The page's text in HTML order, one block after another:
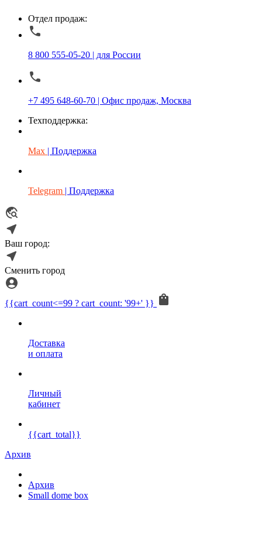
Отдел продаж:
8 800 555-05-20 | для России
+7 495 648-60-70 | Офис продаж, Москва
Техподдержка:
Max | Поддержка
Telegram | Поддержка
Ваш город:
Сменить город
{{cart_count<=99 ? cart_count: '99+' }}
Доставка
и оплата
Личный
кабинет
{{cart_total}}
Архив
Архив
Small dome box